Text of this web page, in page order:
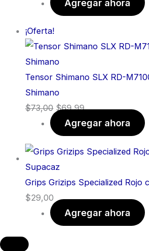
Agregar ahora
¡Oferta!
Tensor Shimano SLX RD-
Shimano
$73,00 $69,99
Agregar ahora
Grips Grizips Specialized Rojo
$29,00
Agregar ahora